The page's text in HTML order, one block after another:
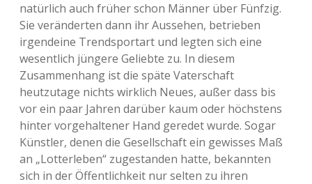
natürlich auch früher schon Männer über Fünfzig.
Sie veränderten dann ihr Aussehen, betrieben
irgendeine Trendsportart und legten sich eine
wesentlich jüngere Geliebte zu. In diesem
Zusammenhang ist die späte Vaterschaft
heutzutage nichts wirklich Neues, außer dass bis
vor ein paar Jahren darüber kaum oder höchstens
hinter vorgehaltener Hand geredet wurde. Sogar
Künstler, denen die Gesellschaft ein gewisses Maß
an „Lotterleben“ zugestanden hatte, bekannten
sich in der Öffentlichkeit nur selten zu ihren